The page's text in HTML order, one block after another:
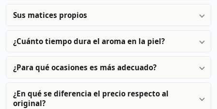
Sus matices propios
¿Cuánto tiempo dura el aroma en la piel?
¿Para qué ocasiones es más adecuado?
¿En qué se diferencia el precio respecto al
original?